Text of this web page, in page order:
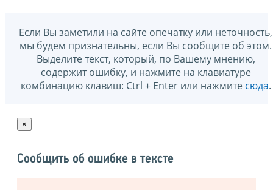
Если Вы заметили на сайте опечатку или неточность,
мы будем признательны, если Вы сообщите об этом.
Выделите текст, который, по Вашему мнению,
содержит ошибку, и нажмите на клавиатуре
комбинацию клавиш: Ctrl + Enter или нажмите сюда.
×
Сообщить об ошибке в тексте